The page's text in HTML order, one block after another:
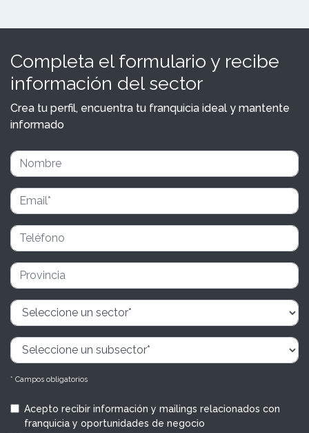
Completa el formulario y recibe
información del sector
Crea tu perfil, encuentra tu franquicia ideal y mantente
informado
* Campos obligatorios
Acepto recibir información y mailings relacionados con
franquicia y oportunidades de negocio